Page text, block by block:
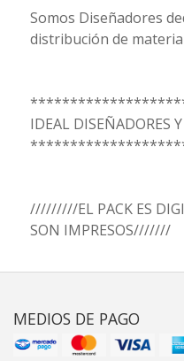
Somos Diseñadores
distribución de
IDEAL DISEÑADORES
/////////EL PACK ES
SON IMPRESOS///////
MEDIOS DE PAGO